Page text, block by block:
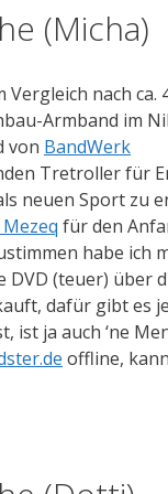
(Micha)
nach ca.
Armband im
von BandWerk
Tretroller für
neuen Sport zu
für den
habe ich
DVD (teuer) über
dafür gibt es
ist ja auch ‘ne
offline,